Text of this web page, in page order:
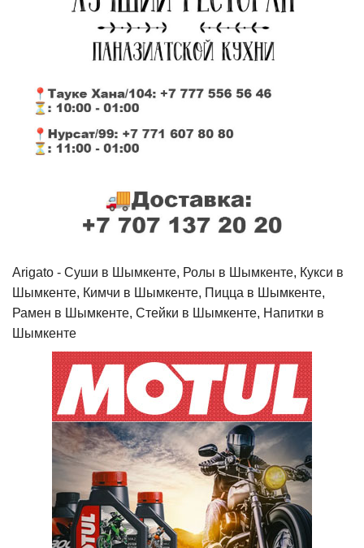
Arigato - Cуши в Шымкенте, Ролы в Шымкенте, Кукси в
Шымкенте, Кимчи в Шымкенте, Пицца в Шымкенте,
Рамен в Шымкенте, Стейки в Шымкенте, Напитки в
Шымкенте